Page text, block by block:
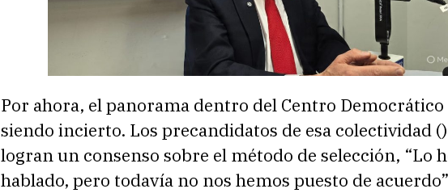
Por ahora, el panorama dentro del Centro Democrático
siendo incierto. Los precandidatos de esa colectividad
logran un consenso sobre el método de selección, “Lo
hablado, pero todavía no nos hemos puesto de